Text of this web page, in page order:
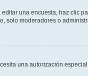
una encuesta, haz clic
moderadores o
una autorización